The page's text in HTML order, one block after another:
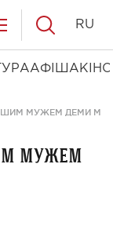
АФІША КІНО
RU
МУЖЕМ ДЕМИ МУР
мужем